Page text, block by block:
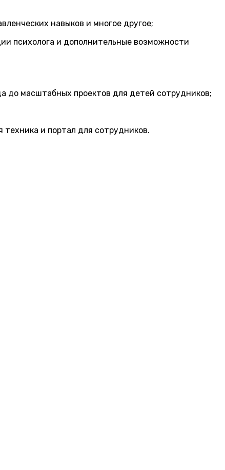
навыков и многое другое;
психолога и дополнительные возможности
до масштабных проектов для детей сотрудников;
и портал для сотрудников.